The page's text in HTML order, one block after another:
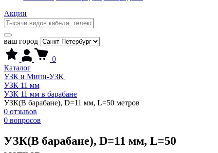
Акции
ваш город
0
Каталог
УЗК и Мини-УЗК
УЗК 11 мм
УЗК 11 мм в барабане
УЗК(В барабане), D=11 мм, L=50 метров
0 отзывов
0 вопросов
УЗК(В барабане), D=11 мм, L=50